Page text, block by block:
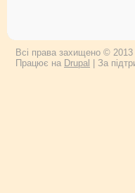
Всі права захищено © 2013
Працює на Drupal | За